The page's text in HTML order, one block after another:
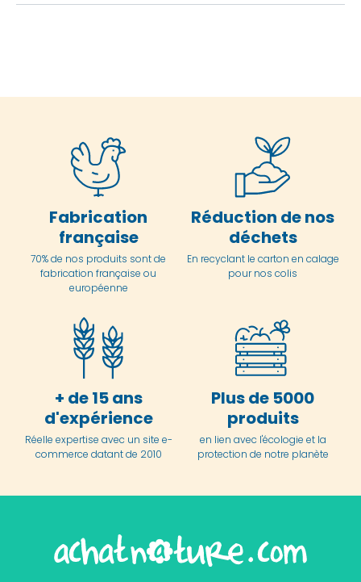
Fabrication
française
70% de nos produits sont de
fabrication française ou
européenne
Réduction de nos
déchets
En recyclant le carton en calage
pour nos colis
+ de 15 ans
d'expérience
Réelle expertise avec un site e-
commerce datant de 2010
Plus de 5000
produits
en lien avec l'écologie et la
protection de notre planète